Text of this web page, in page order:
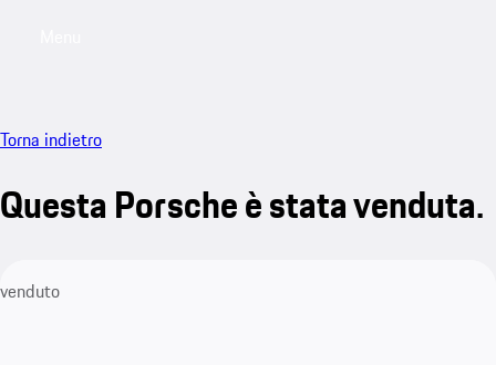
Torna indietro
Questa Porsche è stata venduta.
venduto